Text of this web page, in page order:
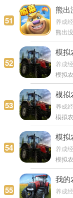
51
养成
52
模拟
养成
53
养成
54
养成
55
我的
养成